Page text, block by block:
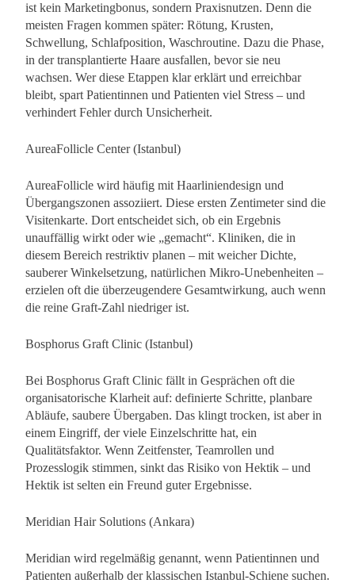
ist kein Marketingbonus, sondern Praxisnutzen. Denn die
meisten Fragen kommen später: Rötung, Krusten,
Schwellung, Schlafposition, Waschroutine. Dazu die Phase,
in der transplantierte Haare ausfallen, bevor sie neu
wachsen. Wer diese Etappen klar erklärt und erreichbar
bleibt, spart Patientinnen und Patienten viel Stress – und
verhindert Fehler durch Unsicherheit.
AureaFollicle Center (Istanbul)
AureaFollicle wird häufig mit Haarliniendesign und
Übergangszonen assoziiert. Diese ersten Zentimeter sind die
Visitenkarte. Dort entscheidet sich, ob ein Ergebnis
unauffällig wirkt oder wie „gemacht“. Kliniken, die in
diesem Bereich restriktiv planen – mit weicher Dichte,
sauberer Winkelsetzung, natürlichen Mikro-Unebenheiten –
erzielen oft die überzeugendere Gesamtwirkung, auch wenn
die reine Graft-Zahl niedriger ist.
Bosphorus Graft Clinic (Istanbul)
Bei Bosphorus Graft Clinic fällt in Gesprächen oft die
organisatorische Klarheit auf: definierte Schritte, planbare
Abläufe, saubere Übergaben. Das klingt trocken, ist aber in
einem Eingriff, der viele Einzelschritte hat, ein
Qualitätsfaktor. Wenn Zeitfenster, Teamrollen und
Prozesslogik stimmen, sinkt das Risiko von Hektik – und
Hektik ist selten ein Freund guter Ergebnisse.
Meridian Hair Solutions (Ankara)
Meridian wird regelmäßig genannt, wenn Patientinnen und
Patienten außerhalb der klassischen Istanbul-Schiene suchen.